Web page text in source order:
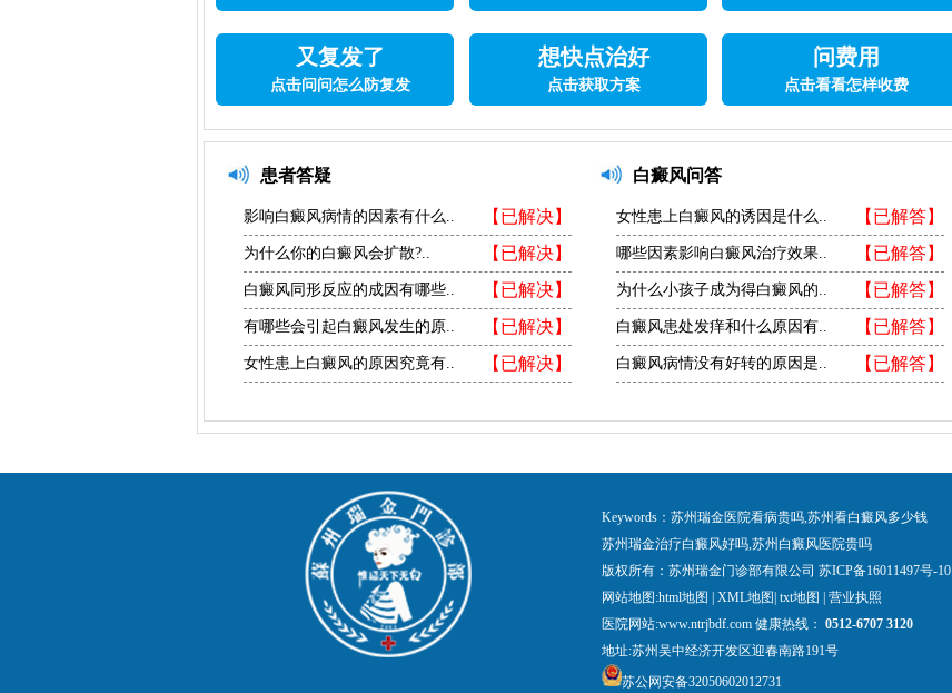
又复发了
点击问问怎么防复发
想快点治好
点击获取方案
问费用
点击看看怎样收费
患者答疑
【已解决】
影响白癜风病情的因素有什么..
【已解决】
为什么你的白癜风会扩散?..
【已解决】
白癜风同形反应的成因有哪些..
【已解决】
有哪些会引起白癜风发生的原..
【已解决】
女性患上白癜风的原因究竟有..
白癜风问答
【已解答】
女性患上白癜风的诱因是什么..
【已解答】
哪些因素影响白癜风治疗效果..
【已解答】
为什么小孩子成为得白癜风的..
【已解答】
白癜风患处发痒和什么原因有..
【已解答】
白癜风病情没有好转的原因是..
Keywords：苏州瑞金医院看病贵吗,苏州看白癜风多少钱
苏州瑞金治疗白癜风好吗,苏州白癜风医院贵吗
版权所有：苏州瑞金门诊部有限公司 苏ICP备16011497号-10
网站地图:html地图 XML地图 txt地图
营业执照
医院网站:www.ntrjbdf.com 健康热线： 0512-6707 3120
地址:苏州吴中经济开发区迎春南路191号
苏公网安备32050602012731